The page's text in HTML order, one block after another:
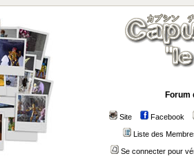
Forum
Site Facebook
Liste des
Se connecter pour